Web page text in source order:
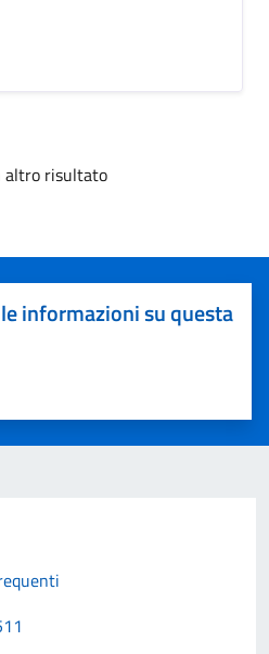
altro risultato
informazioni su questa
su 5
su 5